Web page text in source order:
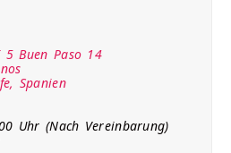
5 Buen Paso 14
Spanien
Uhr (Nach Vereinbarung)